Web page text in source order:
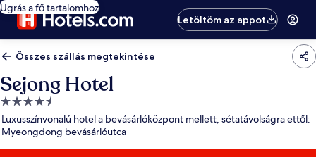
Ugrás a fő tartalomhoz
Letöltöm az appot
Összes szállás megtekintése
Sejong Hotel
4.5
csillagos
szálláshely
Luxusszínvonalú hotel a bevásárlóközpont mellett, sétatávolságra ettől:
Myeongdong bevásárlóutca